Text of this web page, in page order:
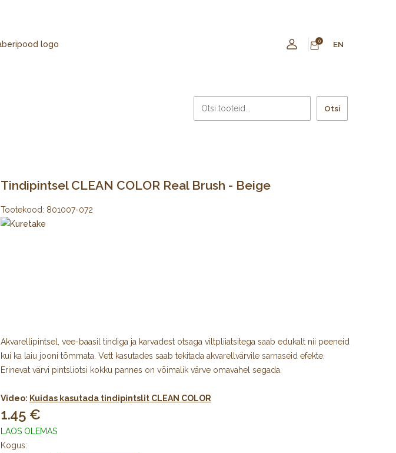
0 EN
Otsi
Tindipintsel CLEAN COLOR Real Brush - Beige
Tootekood: 801007-072
Akvarellipintsel, vee-baasil tindiga ja karvadest otsaga viltpliiatsitega saab edukalt nii peeneid
kui ka laiu jooni tõmmata. Vett kasutades saab tekitada akvarellvärvile sarnaseid efekte.
Erinevat värvi pintsliotsi kokku pannes on võimalik värve omavahel segada.
Video: Kuidas kasutada tindipintslit CLEAN COLOR
1.45
LAOS OLEMAS
Kogus: